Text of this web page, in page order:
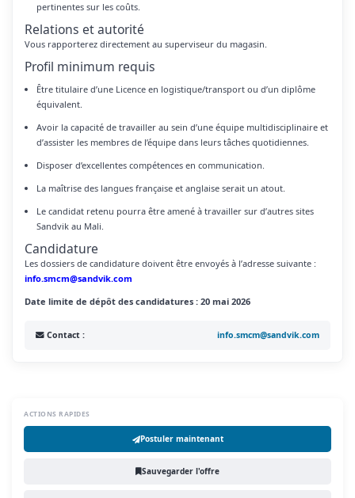
pertinentes sur les coûts.
Relations et autorité
Vous rapporterez directement au superviseur du magasin.
Profil minimum requis
Être titulaire d’une Licence en logistique/transport ou d’un diplôme
équivalent.
Avoir la capacité de travailler au sein d’une équipe multidisciplinaire et
d’assister les membres de l’équipe dans leurs tâches quotidiennes.
Disposer d’excellentes compétences en communication.
La maîtrise des langues française et anglaise serait un atout.
Le candidat retenu pourra être amené à travailler sur d’autres sites
Sandvik au Mali.
Candidature
Les dossiers de candidature doivent être envoyés à l’adresse suivante :
info.smcm@sandvik.com
Date limite de dépôt des candidatures : 20 mai 2026
Contact : info.smcm@sandvik.com
ACTIONS RAPIDES
Postuler maintenant
Sauvegarder l'offre